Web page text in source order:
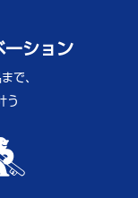
ーション
で、
う